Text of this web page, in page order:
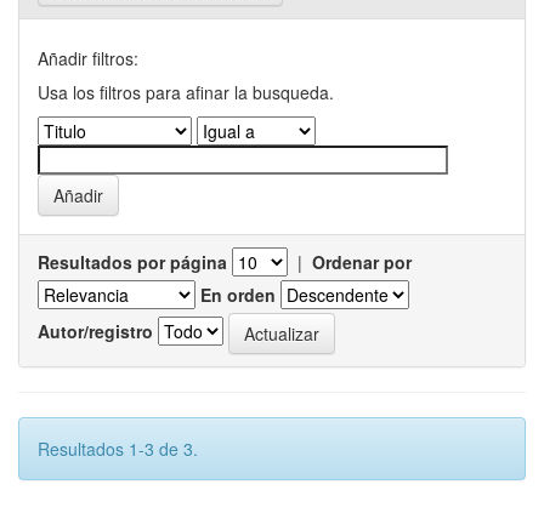
Añadir filtros:
Usa los filtros para afinar la busqueda.
Resultados por página | Ordenar por
En orden
Autor/registro
Resultados 1-3 de 3.